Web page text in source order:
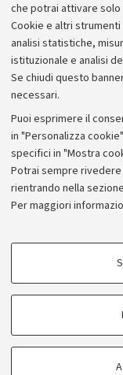
che potrai attivare
Cookie e altri
analisi statistiche,
istituzionale e analisi
Se chiudi questo
necessari.
Puoi esprimere il
in "Personalizza
specifici in "Mostra
Potrai sempre
rientrando nella
Per maggiori
COOKIE DI
COOKIE TECNICI -
©Copyright 2026 -
Bologna - Via